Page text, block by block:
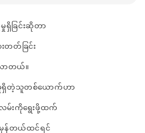
ခြင်းဆိုတာ
တ်ခြင်း
ာတယ်။
တဲ့သူတစ်ယောက်ဟာ
မ်းကိုရွေးဖို့ထက်
န်တယ်ထင်ရင်